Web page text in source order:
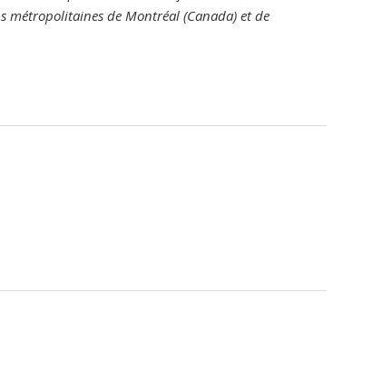
métropolitaines de Montréal (Canada) et de